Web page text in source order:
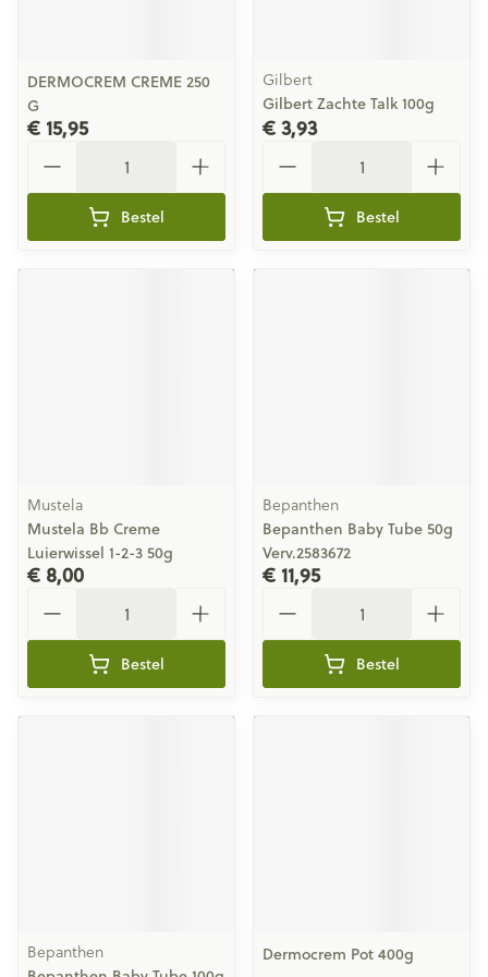
DERMOCREM CREME 250
G
€ 15,95
Bestel
Gilbert
Gilbert Zachte Talk 100g
€ 3,93
Bestel
Mustela
Mustela Bb Creme
Luierwissel 1-2-3 50g
€ 8,00
Bestel
Bepanthen
Bepanthen Baby Tube 50g
Verv.2583672
€ 11,95
Bestel
Bepanthen
Dermocrem Pot 400g